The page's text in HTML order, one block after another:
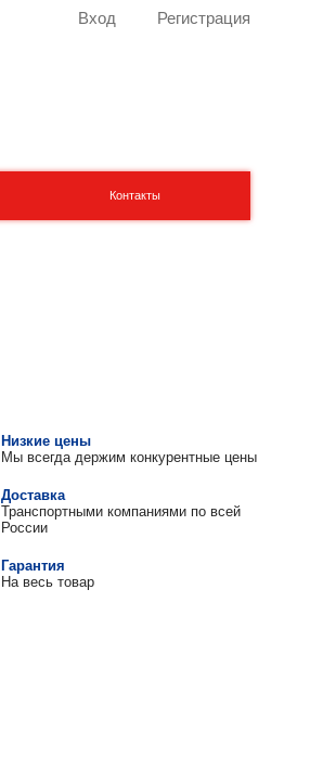
Вход Регистрация
Контакты
Низкие цены
Мы всегда держим конкурентные цены
Доставка
Транспортными компаниями по всей
России
Гарантия
На весь товар